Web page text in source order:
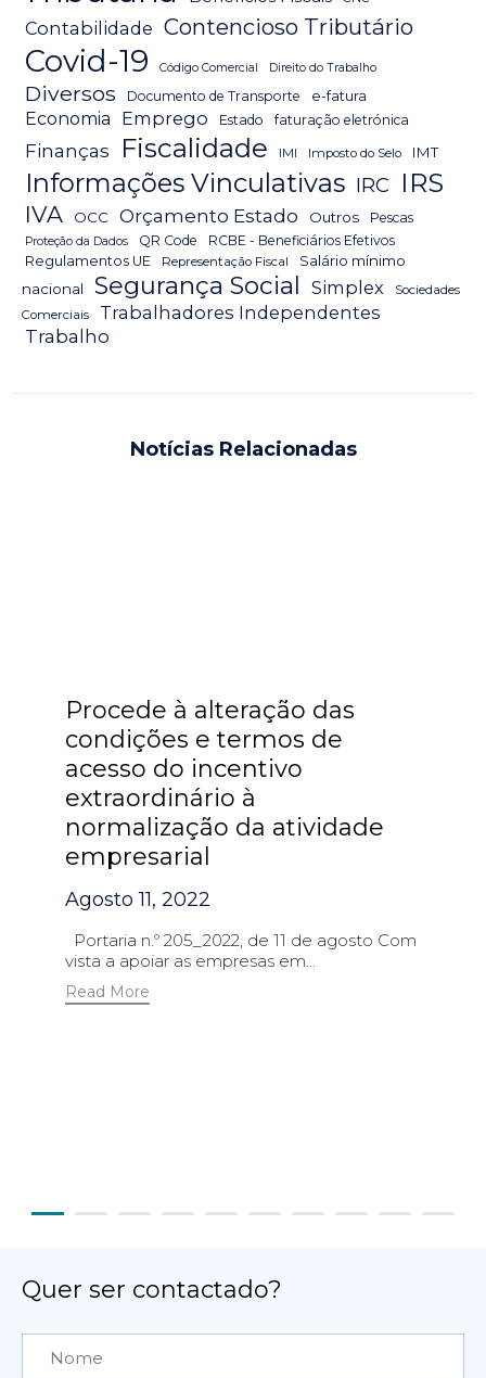
Contabilidade Contencioso Tributário
Covid-19 Código Comercial Direito do Trabalho
Diversos Documento de Transporte e-fatura
Economia Emprego Estado faturação eletrónica
Finanças Fiscalidade IMI Imposto do Selo IMT
Informações Vinculativas IRC IRS
IVA OCC Orçamento Estado Outros Pescas
Proteção da Dados QR Code
RCBE - Beneficiários Efetivos
Regulamentos UE
Representação Fiscal
Salário mínimo
nacional
Segurança Social Simplex
Sociedades
Comerciais
Trabalhadores Independentes
Trabalho
Notícias Relacionadas
Procede à alteração das
condições e termos de
acesso do incentivo
extraordinário à
normalização da atividade
empresarial
Agosto 11, 2022
Portaria n.º 205_2022, de 11 de agosto Com
vista a apoiar as empresas em...
Read More
Quer ser contactado?